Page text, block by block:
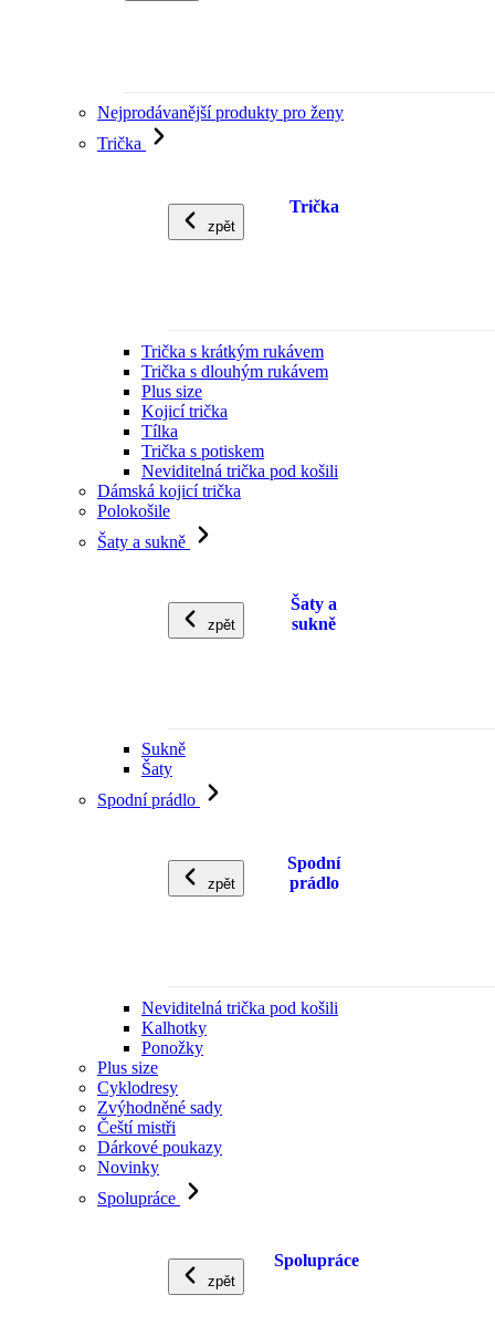
Nejprodávanější produkty pro ženy
Trička
zpět
Trička
Trička s krátkým rukávem
Trička s dlouhým rukávem
Plus size
Kojicí trička
Tílka
Trička s potiskem
Neviditelná trička pod košili
Dámská kojicí trička
Polokošile
Šaty a sukně
zpět
Šaty a
sukně
Sukně
Šaty
Spodní prádlo
zpět
Spodní
prádlo
Neviditelná trička pod košili
Kalhotky
Ponožky
Plus size
Cyklodresy
Zvýhodněné sady
Čeští mistři
Dárkové poukazy
Novinky
Spolupráce
zpět
Spolupráce